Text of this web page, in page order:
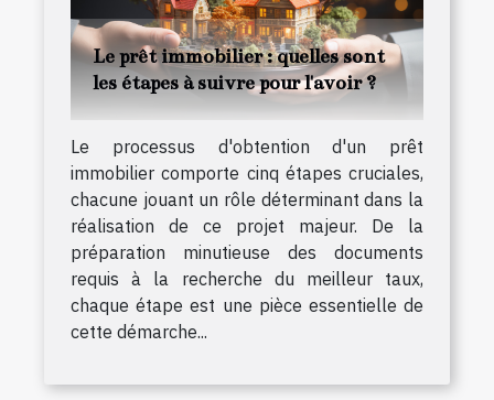
Le prêt immobilier : quelles sont
les étapes à suivre pour l'avoir ?
Le processus d'obtention d'un prêt
immobilier comporte cinq étapes cruciales,
chacune jouant un rôle déterminant dans la
réalisation de ce projet majeur. De la
préparation minutieuse des documents
requis à la recherche du meilleur taux,
chaque étape est une pièce essentielle de
cette démarche...